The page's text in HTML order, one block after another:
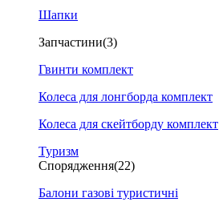
Шапки
Запчастини(3)
Гвинти комплект
Колеса для лонгборда комплект
Колеса для скейтборду комплект
Туризм
Спорядження(22)
Балони газові туристичні